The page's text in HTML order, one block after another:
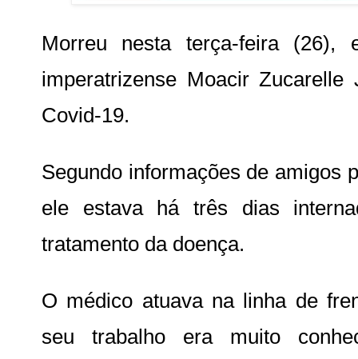
Morreu nesta terça-feira
imperatrizense Moacir
Covid-19.
Segundo informações de amigos
ele estava há três dias
tratamento da doença.
O médico atuava na linha de
seu trabalho era muito